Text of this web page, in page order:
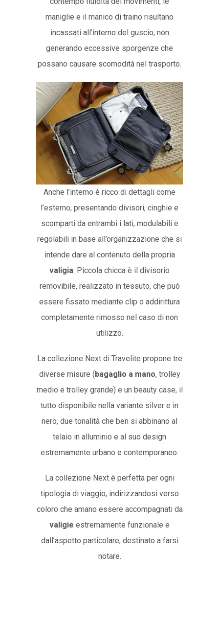
maniglie e il manico di traino risultano
incassati all’interno del guscio, non
generando eccessive sporgenze che
possano causare scomodità nel trasporto.
Anche l’interno è ricco di dettagli come
l’esterno, presentando divisori, cinghie e
scomparti da entrambi i lati, modulabili e
regolabili in base all’organizzazione che si
intende dare al contenuto della propria
valigia. Piccola chicca è il divisorio
removibile, realizzato in tessuto, che può
essere fissato mediante clip o addirittura
completamente rimosso nel caso di non
utilizzo.
La collezione Next di Travelite propone tre
diverse misure (bagaglio a mano, trolley
medio e trolley grande) e un beauty case, il
tutto disponibile nella variante silver e in
nero, due tonalità che ben si abbinano al
telaio in alluminio e al suo design
estremamente urbano e contemporaneo.
La collezione Next è perfetta per ogni
tipologia di viaggio, indirizzandosi verso
coloro che amano essere accompagnati da
valigie estremamente funzionale e
dall’aspetto particolare, destinato a farsi
notare.